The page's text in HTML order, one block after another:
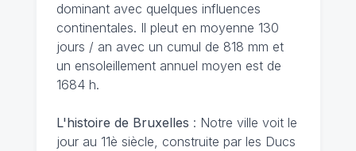
dominant avec quelques influences
continentales. Il pleut en moyenne 130
jours / an avec un cumul de 818 mm et
un ensoleillement annuel moyen est de
1684 h.
L'histoire de Bruxelles : Notre ville voit le
jour au 11è siècle, construite par les Ducs